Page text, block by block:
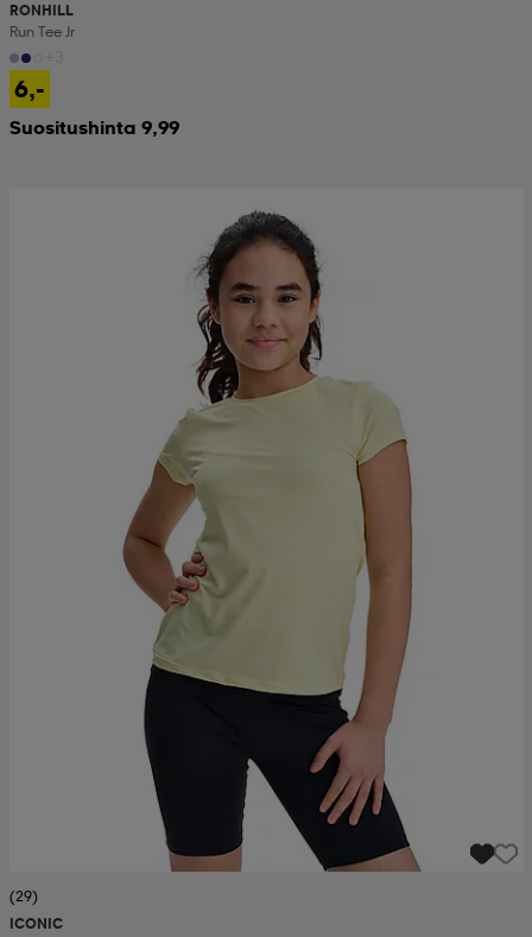
RONHILL
Run Tee Jr
6,-
Suositushinta 9,99
(29)
ICONIC